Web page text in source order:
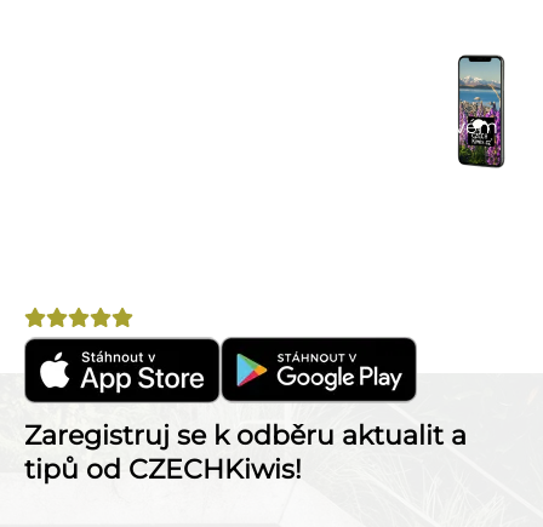
– spoj se s cestovateli ve svém
Hodnocení
Zaregistruj se k odběru aktualit a
tipů od CZECHKiwis!